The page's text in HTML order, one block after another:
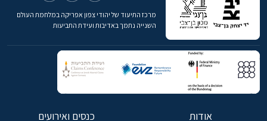
מרכז התיעוד של יהודי צפון אפריקה במלחמת העולם
השנייה נתמך באדיבות ועידת התביעות
אודות כנסים ואירועים